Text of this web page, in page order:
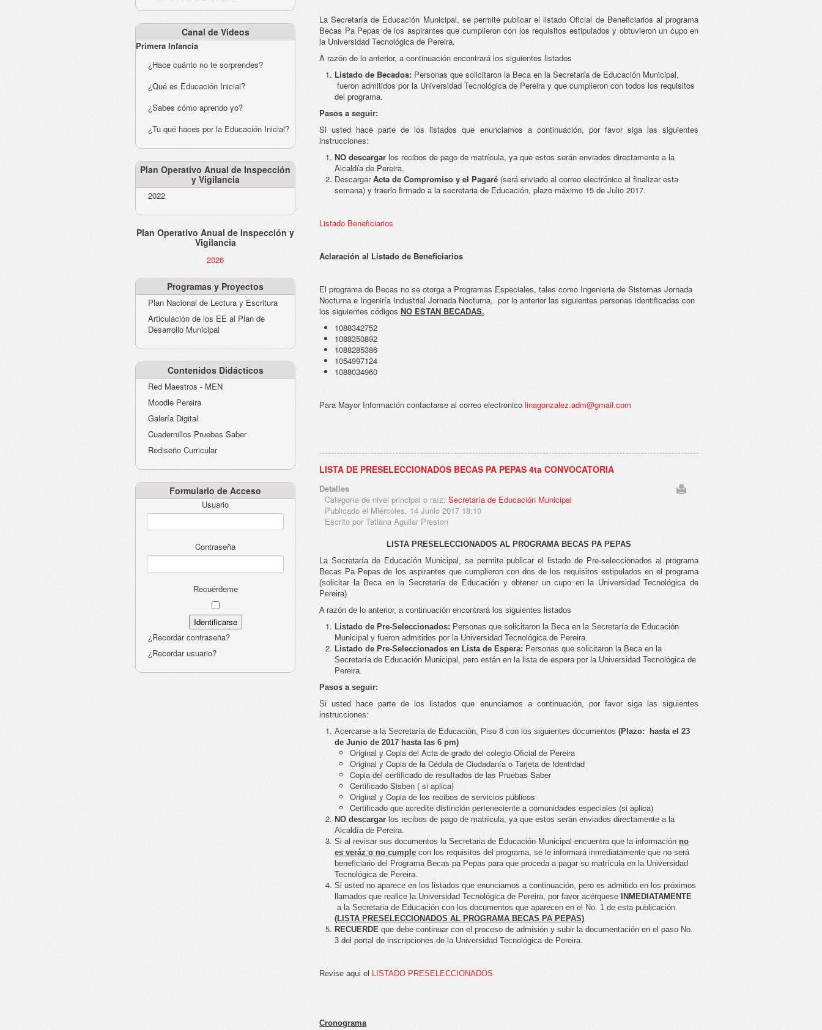
Canal de Videos
Primera Infancia
¿Hace cuánto no te sorprendes?
¿Qué es Educación Inicial?
¿Sabes cómo aprendo yo?
¿Tu qué haces por la Educación Inicial?
Plan Operativo Anual de Inspección
y Vigilancia
2022
Plan Operativo Anual de Inspección y
Vigilancia
2026
Programas y Proyectos
Plan Nacional de Lectura y Escritura
Articulación de los EE al Plan de
Desarrollo Municipal
Contenidos Didácticos
Red Maestros - MEN
Moodle Pereira
Galería Digital
Cuadernillos Pruebas Saber
Rediseño Curricular
Formulario de Acceso
Usuario
Contraseña
Recuérdeme
¿Recordar contraseña?
¿Recordar usuario?
La Secretaría de Educación Municipal, se permite publicar el listado Oficial de Beneficiarios al programa
Becas Pa Pepas de los aspirantes que cumplieron con los requisitos estipulados y obtuvieron un cupo en
la Universidad Tecnológica de Pereira.
A razón de lo anterior, a continuación encontrará los siguientes listados
Listado de Becados: Personas que solicitaron la Beca en la Secretaría de Educación Municipal,
fueron admitidos por la Universidad Tecnológica de Pereira y que cumplieron con todos los requisitos
del programa.
Pasos a seguir:
Si usted hace parte de los listados que enunciamos a continuación, por favor siga las siguientes
instrucciones:
NO descargar los recibos de pago de matrícula, ya que estos serán enviados directamente a la
Alcaldía de Pereira.
DescargarActa de Compromiso y el Pagaré (será enviado al correo electrónico al finalizar esta
semana) y traerlo firmado a la secretaria de Educación, plazo máximo 15 de Julio 2017.
Listado Beneficiarios
Aclaración al Listado de Beneficiarios
El programa de Becas no se otorga a Programas Especiales, tales como Ingenieria de Sistemas Jornada
Nocturna e Ingeniría Industrial Jornada Nocturna, por lo anterior las siguientes personas identificadas con
los siguientes códigos NO ESTAN BECADAS.
1088342752
1088350892
1088285386
1054997124
1088034960
Para Mayor Información contactarse al correo electronico linagonzalez.adm@gmail.com
LISTA DE PRESELECCIONADOS BECAS PA PEPAS 4ta CONVOCATORIA
Detalles
Categoría de nivel principal o raíz: Secretaría de Educación Municipal
Publicado el Miércoles, 14 Junio 2017 18:10
Escrito por Tatiana Aguilar Preston
LISTA PRESELECCIONADOS AL PROGRAMA BECAS PA PEPAS
La Secretaría de Educación Municipal, se permite publicar el listado de Pre-seleccionados al programa
Becas Pa Pepas de los aspirantes que cumplieron con dos de los requisitos estipulados en el programa
(solicitar la Beca en la Secretaría de Educación y obtener un cupo en la Universidad Tecnológica de
Pereira).
A razón de lo anterior, a continuación encontrará los siguientes listados
Listado de Pre-Seleccionados: Personas que solicitaron la Beca en la Secretaría de Educación
Municipal y fueron admitidos por la Universidad Tecnológica de Pereira.
Listado de Pre-Seleccionados en Lista de Espera: Personas que solicitaron la Beca en la
Secretaría de Educación Municipal, pero están en la lista de espera por la Universidad Tecnológica de
Pereira.
Pasos a seguir:
Si usted hace parte de los listados que enunciamos a continuación, por favor siga las siguientes
instrucciones:
Acercarse a la Secretaría de Educación, Piso 8 con los siguientes documentos (Plazo: hasta el 23
de Junio de 2017 hasta las 6 pm)
Original y Copia del Acta de grado del colegio Oficial de Pereira
Original y Copia de la Cédula de Ciudadanía o Tarjeta de Identidad
Copia del certificado de resultados de las Pruebas Saber
Certificado Sisben ( si aplica)
Original y Copia de los recibos de servicios públicos
Certificado que acredite distinción perteneciente a comunidades especiales (si aplica)
NO descargar los recibos de pago de matrícula, ya que estos serán enviados directamente a la
Alcaldía de Pereira.
Si al revisar sus documentos la Secretaria de Educación Municipal encuentra que la información no
es veráz o no cumple con los requisitos del programa, se le informará inmediatamente que no será
beneficiario del Programa Becas pa Pepas para que proceda a pagar su matrícula en la Universidad
Tecnológica de Pereira.
Si usted no aparece en los listados que enunciamos a continuación, pero es admitido en los próximos
llamados que realice la Universidad Tecnológica de Pereira, por favor acérquese
INMEDIATAMENTE
a la Secretaria de Educación con los documentos que aparecen en el No. 1 de esta publicación.
(LISTA PRESELECCIONADOS AL PROGRAMA BECAS PA PEPAS)
RECUERDE que debe continuar con el proceso de admisión y subir la documentación en el paso No.
3 del portal de inscripciones de la Universidad Tecnológica de Pereira.
Revise aqui el LISTADO PRESELECCIONADOS
Cronograma